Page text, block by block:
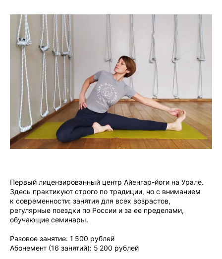
Первый лицензированный центр Айенгар-йоги на Урале.
Здесь практикуют строго по традиции, но с вниманием
к современности: занятия для всех возрастов,
регулярные поездки по России и за ее пределами,
обучающие семинары.
Разовое занятие: 1 500 рублей
Абонемент (16 занятий): 5 200 рублей